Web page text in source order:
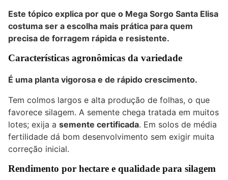
Este tópico explica por que o Mega Sorgo Santa Elisa
costuma ser a escolha mais prática para quem
precisa de forragem rápida e resistente.
Características agronômicas da variedade
É uma planta vigorosa e de rápido crescimento.
Tem colmos largos e alta produção de folhas, o que
favorece silagem. A semente chega tratada em muitos
lotes; exija a semente certificada. Em solos de média
fertilidade dá bom desenvolvimento sem exigir muita
correção inicial.
Rendimento por hectare e qualidade para silagem